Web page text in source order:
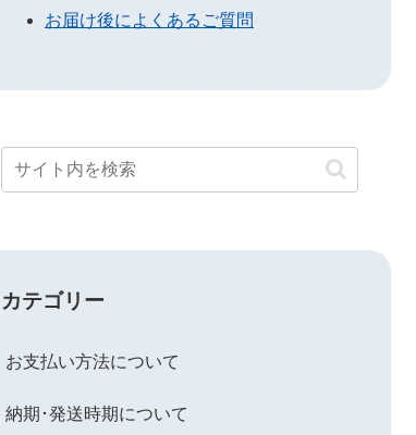
お届け後によくあるご質問
カテゴリー
お支払い方法について
納期･発送時期について